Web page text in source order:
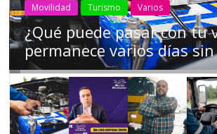
AEADE Industria Motociclismo
Campaña busca cambiar
los motociclistas en la